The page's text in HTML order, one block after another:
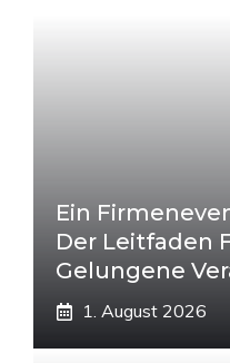
Ein
Der Leitfaden
Gelungene
1. August 2026